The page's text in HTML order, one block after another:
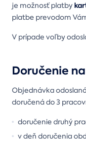
je možnosť platby
platbe prevodom
V prípade voľby
Doručenie
Objednávka
doručená do 3
doručenie druhý
v deň doručenia